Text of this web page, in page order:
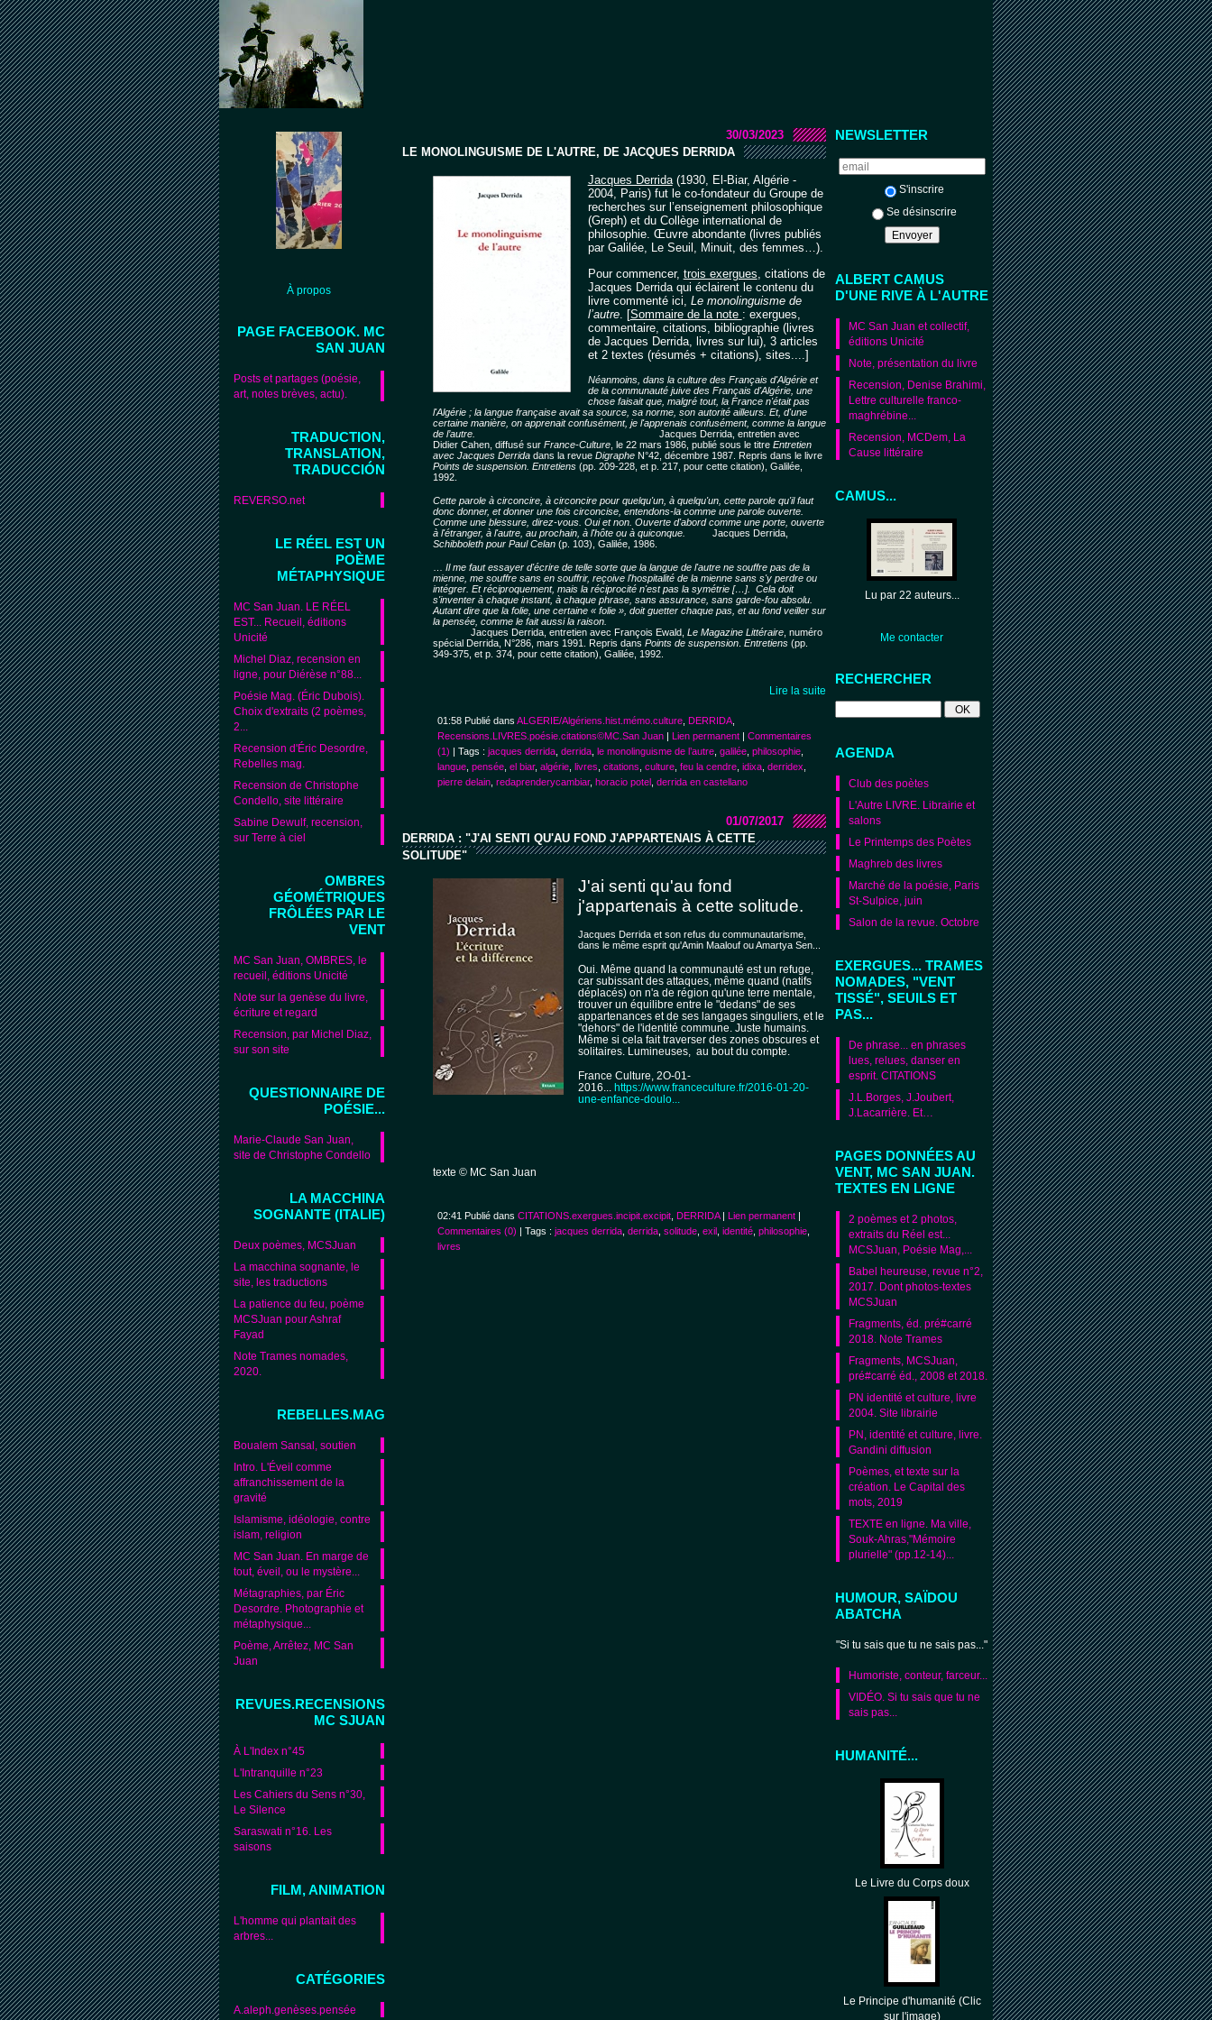
À propos
PAGE FACEBOOK. MC
SAN JUAN
Posts et partages (poésie,
art, notes brèves, actu).
TRADUCTION,
TRANSLATION,
TRADUCCIÓN
REVERSO.net
LE RÉEL EST UN
POÈME
MÉTAPHYSIQUE
MC San Juan. LE RÉEL
EST... Recueil, éditions
Unicité
Michel Diaz, recension en
ligne, pour Diérèse n°88...
Poésie Mag. (Éric Dubois).
Choix d'extraits (2 poèmes,
2...
Recension d'Éric Desordre,
Rebelles mag.
Recension de Christophe
Condello, site littéraire
Sabine Dewulf, recension,
sur Terre à ciel
OMBRES
GÉOMÉTRIQUES
FRÔLÉES PAR LE
VENT
MC San Juan, OMBRES, le
recueil, éditions Unicité
Note sur la genèse du livre,
écriture et regard
Recension, par Michel Diaz,
sur son site
QUESTIONNAIRE DE
POÉSIE...
Marie-Claude San Juan,
site de Christophe Condello
LA MACCHINA
SOGNANTE (ITALIE)
Deux poèmes, MCSJuan
La macchina sognante, le
site, les traductions
La patience du feu, poème
MCSJuan pour Ashraf
Fayad
Note Trames nomades,
2020.
REBELLES.MAG
Boualem Sansal, soutien
Intro. L'Éveil comme
affranchissement de la
gravité
Islamisme, idéologie, contre
islam, religion
MC San Juan. En marge de
tout, éveil, ou le mystère...
Métagraphies, par Éric
Desordre. Photographie et
métaphysique...
Poème, Arrêtez, MC San
Juan
REVUES.RECENSIONS
MC SJUAN
À L'Index n°45
L'Intranquille n°23
Les Cahiers du Sens n°30,
Le Silence
Saraswati n°16. Les
saisons
FILM, ANIMATION
L'homme qui plantait des
arbres...
CATÉGORIES
A.aleph.genèses.pensée
NEWSLETTER
S'inscrire
Se désinscrire
ALBERT CAMUS
D'UNE RIVE À L'AUTRE
MC San Juan et collectif,
éditions Unicité
Note, présentation du livre
Recension, Denise Brahimi,
Lettre culturelle franco-
maghrébine...
Recension, MCDem, La
Cause littéraire
CAMUS...
Lu par 22 auteurs...
Me contacter
RECHERCHER
AGENDA
Club des poètes
L'Autre LIVRE. Librairie et
salons
Le Printemps des Poètes
Maghreb des livres
Marché de la poésie, Paris
St-Sulpice, juin
Salon de la revue. Octobre
EXERGUES... TRAMES
NOMADES, "VENT
TISSÉ", SEUILS ET
PAS...
De phrase... en phrases
lues, relues, danser en
esprit. CITATIONS
J.L.Borges, J.Joubert,
J.Lacarrière. Et…
PAGES DONNÉES AU
VENT, MC SAN JUAN.
TEXTES EN LIGNE
2 poèmes et 2 photos,
extraits du Réel est...
MCSJuan, Poésie Mag,...
Babel heureuse, revue n°2,
2017. Dont photos-textes
MCSJuan
Fragments, éd. pré#carré
2018. Note Trames
Fragments, MCSJuan,
pré#carré éd., 2008 et 2018.
PN identité et culture, livre
2004. Site librairie
PN, identité et culture, livre.
Gandini diffusion
Poèmes, et texte sur la
création. Le Capital des
mots, 2019
TEXTE en ligne. Ma ville,
Souk-Ahras,"Mémoire
plurielle" (pp.12-14)...
HUMOUR, SAÏDOU
ABATCHA
"Si tu sais que tu ne sais pas..."
Humoriste, conteur, farceur...
VIDÉO. Si tu sais que tu ne
sais pas...
HUMANITÉ...
Le Livre du Corps doux
Le Principe d'humanité (Clic
sur l'image)
30/03/2023
LE MONOLINGUISME DE L'AUTRE, DE JACQUES DERRIDA
Jacques Derrida(1930, El-Biar, Algérie -
2004, Paris) fut le co-fondateur du Groupe de
recherches sur l’enseignement philosophique
(Greph) et du Collège international de
philosophie. Œuvre abondante (livres publiés
par Galilée, Le Seuil, Minuit, des femmes…).
Pour commencer, trois exergues, citations de
Jacques Derrida qui éclairent le contenu du
livre commenté ici, Le monolinguisme de
l’autre. [Sommaire de la note : exergues,
commentaire, citations, bibliographie (livres
de Jacques Derrida, livres sur lui), 3 articles
et 2 textes (résumés + citations), sites....]
Néanmoins, dans la culture des Français d'Algérie et
de la communauté juive des Français d'Algérie, une
chose faisait que, malgré tout, la France n'était pas
l'Algérie ; la langue française avait sa source, sa norme, son autorité ailleurs. Et, d'une
certaine manière, on apprenait confusément, je l'apprenais confusément, comme la langue
de l’autre.
Jacques Derrida, entretien avec
Didier Cahen, diffusé sur France-Culture , le 22 mars 1986, publié sous le titre Entretien
avec Jacques Derrida dans la revue Digraphe N°42, décembre 1987. Repris dans le livre
Points de suspension. Entretiens (pp. 209-228, et p. 217, pour cette citation), Galilée,
1992.
Cette parole à circoncire, à circoncire pour quelqu'un, à quelqu'un, cette parole qu'il faut
donc donner, et donner une fois circoncise, entendons-la comme une parole ouverte.
Comme une blessure, direz-vous. Oui et non. Ouverte d'abord comme une porte, ouverte
à l'étranger, à l'autre, au prochain, à l'hôte ou à quiconque.
Jacques Derrida,
Schibboleth pour Paul Celan (p. 103), Galilée, 1986.
Il me faut essayer d'écrire de telle sorte que la langue de l'autre ne souffre pas de la
mienne, me souffre sans en souffrir, reçoive l'hospitalité de la mienne sans s'y perdre ou
intégrer. Et réciproquement, mais la réciprocité n'est pas la symétrie […]. Cela doit
s'inventer à chaque instant, à chaque phrase, sans assurance, sans garde-fou absolu.
Autant dire que la folie, une certaine « folie », doit guetter chaque pas, et au fond veiller sur
la pensée, comme le fait aussi la raison.
Jacques Derrida, entretien avec François Ewald, Le Magazine Littéraire , numéro
spécial Derrida, N°286, mars 1991. Repris dans Points de suspension Entretiens (pp.
349-375, et p. 374, pour cette citation), Galilée, 1992.
Lire la suite
01:58 Publié dans ALGERIE/Algériens.hist.mémo.culture DERRIDA
Recensions.LIVRES.poésie.citations©MC.San Juan | Lien permanent | Commentaires
(1) | Tags : jacques derrida derrida le monolinguisme de l’autre galilée philosophie
langue pensée el biar, algérie livres citations culture feu la cendre idixa derridex
pierre delain redaprenderycambiar, horacio potel derrida en castellano
01/07/2017
DERRIDA : "J'AI SENTI QU'AU FOND J'APPARTENAIS À CETTE
SOLITUDE"
J'ai senti qu'au fond
j'appartenais à cette solitude.
Jacques Derrida et son refus du communautarisme,
dans le même esprit qu'Amin Maalouf ou Amartya Sen...
Oui. Même quand la communauté est un refuge,
car subissant des attaques, même quand (natifs
déplacés) on n'a de région qu'une terre mentale,
trouver un équilibre entre le "dedans" de ses
appartenances et de ses langages singuliers, et le
"dehors" de l'identité commune. Juste humains.
Même si cela fait traverser des zones obscures et
solitaires. Lumineuses, au bout du compte.
France Culture, 2O-01-
2016...https://www.franceculture.fr/2016-01-20-
une-enfance-doulo...
texte © MC San Juan
02:41 Publié dans CITATIONS.exergues.incipit.excipit DERRIDA| Lien permanent |
Commentaires (0) | Tags : jacques derrida derrida solitude exil identité philosophie
livres